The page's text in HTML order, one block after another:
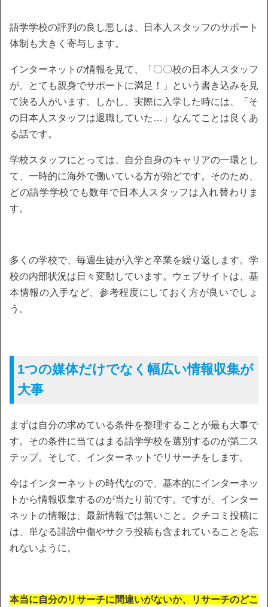
語学学校の評判の良し悪しは、日本人スタッフのサポート
体制も大きく寄与します。
インターネットの情報を見て、「〇〇校の日本人スタッフ
が、とても親身でサポートに満足！」という書き込みを見
て決る人がいます。しかし、実際に入学した時には、「そ
の日本人スタッフは退職していた…」なんてことは良くあ
る話です。
学校スタッフにとっては、自分自身のキャリアの一環とし
て、一時的に海外で働いている方が殆どです。そのため、
どの語学学校でも数年で日本人スタッフは入れ替わりま
す。
多くの学校で、毎週生徒が入学と卒業を繰り返します。学
校の内部状況は日々変動しています。ウェブサイトは、基
本情報の入手など、参考程度にしておく方が良いでしょ
う。
1つの媒体だけでなく幅広い情報収集が
大事
まずは自分の求めている条件を整理することが最も大事で
す。その条件に当てはまる語学学校を選別するのが第二ス
テップ。そして、インターネットでリサーチをします。
今はインターネットの時代なので、基本的にインターネッ
トから情報収集するのが当たり前です。ですが、インター
ネットの情報は、最新情報では無いこと。クチコミ投稿に
は、単なる誹謗中傷やサクラ投稿も含まれていることを忘
れないように。
本当に自分のリサーチに間違いがないか、リサーチのどこ